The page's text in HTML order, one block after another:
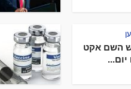
השם אקט
יום...